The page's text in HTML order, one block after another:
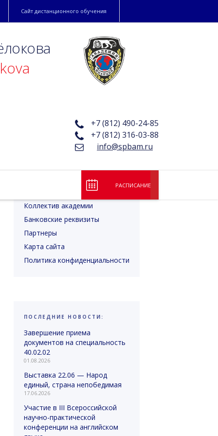
Сайт дистанционного обучения
+7 (812) 490-24-85
+7 (812) 316-03-88
info@spbam.ru
РАСПИСАНИЕ
Лицензия и аккредитация
Коллектив академии
Банковские реквизиты
Партнеры
Карта сайта
Политика конфиденциальности
ПОСЛЕДНИЕ НОВОСТИ:
Завершение приема
документов на специальность
40.02.02
01.08.2026
Выставка 22.06 — Народ
единый, страна непобедимая
17.06.2026
Участие в III Всероссийской
научно-практической
конференции на английском